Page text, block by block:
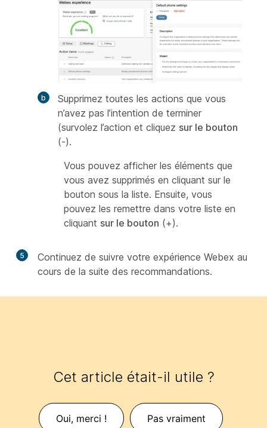
Supprimez toutes les actions que vous
n’avez pas l’intention de terminer
(survolez l’action et cliquez sur le bouton
(-).
Vous pouvez afficher les éléments que
vous avez supprimés en cliquant sur le
bouton sous la liste. Ensuite, vous
pouvez les remettre dans votre liste en
cliquant sur le bouton (+).
5
Continuez de suivre votre expérience Webex au
cours de la suite des recommandations.
Cet article était-il utile ?
Oui, merci ! Pas vraiment